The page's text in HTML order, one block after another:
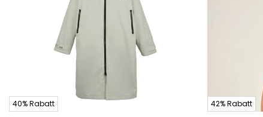
40% Rabatt 42% Rabatt